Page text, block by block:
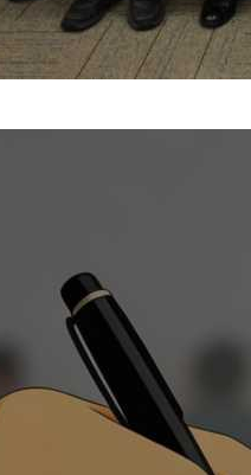
”演说大赛开始啦！